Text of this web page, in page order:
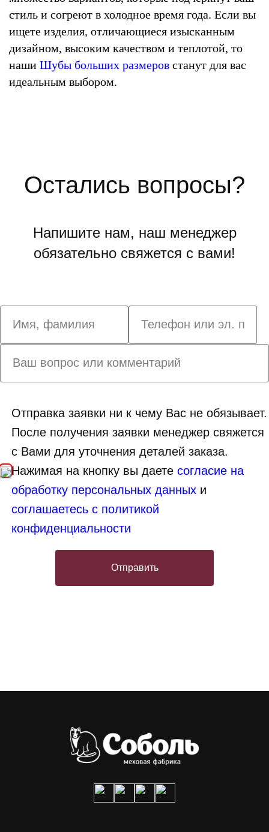
стиль и согреют в холодное время года. Если вы
ищете изделия, отличающиеся изысканным
дизайном, высоким качеством и теплотой, то
наши Шубы больших размеров станут для вас
идеальным выбором.
Остались вопросы?
Напишите нам, наш менеджер
обязательно свяжется с вами!
Отправка заявки ни к чему Вас не обязывает.
После получения заявки менеджер свяжется
с Вами для уточнения деталей заказа.
Нажимая на кнопку вы даетесогласие на
обработку персональных данных и
соглашаетесь с политикой
конфиденциальности
Отправить